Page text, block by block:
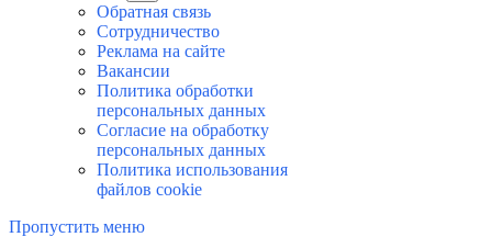
Обратная связь
Сотрудничество
Реклама на сайте
Вакансии
Политика обработки
персональных данных
Согласие на обработку
персональных данных
Политика использования
файлов cookie
Пропустить меню